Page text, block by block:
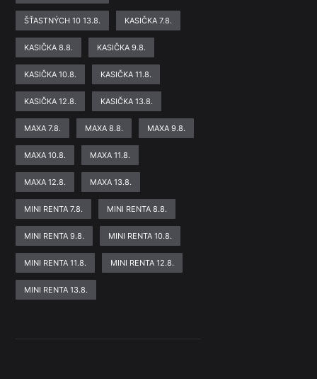
ŠŤASTNÝCH 10 13.8. KASIČKA 7.8.
KASIČKA 8.8. KASIČKA 9.8.
KASIČKA 10.8. KASIČKA 11.8.
KASIČKA 12.8. KASIČKA 13.8.
MAXA 7.8. MAXA 8.8. MAXA 9.8.
MAXA 10.8. MAXA 11.8.
MAXA 12.8. MAXA 13.8.
MINI RENTA 7.8. MINI RENTA 8.8.
MINI RENTA 9.8. MINI RENTA 10.8.
MINI RENTA 11.8. MINI RENTA 12.8.
MINI RENTA 13.8.